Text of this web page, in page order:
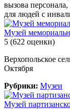
вызова
для людей с
Музей
5 (622 оценки)
Верхопольское
Октября
Рубрики: Музеи
Музей